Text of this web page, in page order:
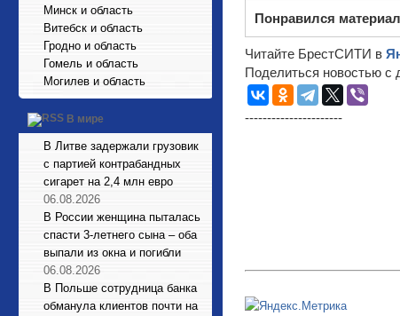
Минск и область
Витебск и область
Гродно и область
Гомель и область
Могилев и область
В мире
В Литве задержали грузовик
с партией контрабандных
сигарет на 2,4 млн евро
06.08.2026
В России женщина пыталась
спасти 3-летнего сына – оба
выпали из окна и погибли
06.08.2026
В Польше сотрудница банка
обманула клиентов почти на
Понравился
Читайте БрестСИТИ в
Поделиться новостью с
----------------------